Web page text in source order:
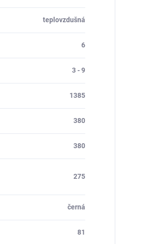
teplovzdušná
6
3 - 9
1385
380
380
275
černá
81